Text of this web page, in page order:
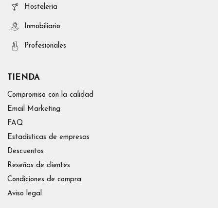
Hosteleria
Inmobiliario
Profesionales
TIENDA
Compromiso con la calidad
Email Marketing
FAQ
Estadísticas de empresas
Descuentos
Reseñas de clientes
Condiciones de compra
Aviso legal